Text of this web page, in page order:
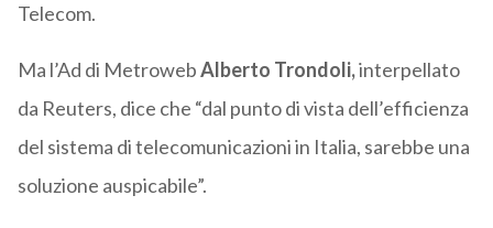
Telecom.
Ma l’Ad di MetrowebAlberto Trondoli,interpellato
da Reuters, dice che “dal punto di vista dell’efficienza
del sistema di telecomunicazioni in Italia, sarebbe una
soluzione auspicabile”.